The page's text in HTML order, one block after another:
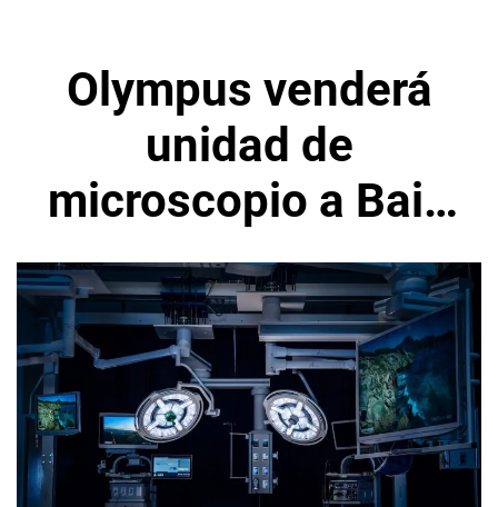
Olympus venderá
unidad de
microscopio a Bain
por 3.000 millones
de dólares